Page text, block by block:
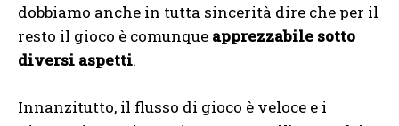
dobbiamo anche in tutta sincerità dire che per il
resto il gioco è comunque apprezzabile sotto
diversi aspetti.
Innanzitutto, il flusso di gioco è veloce e i